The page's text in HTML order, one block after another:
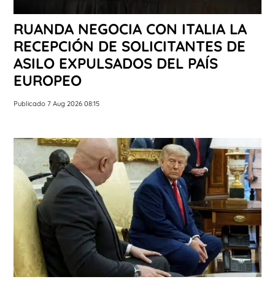
RUANDA NEGOCIA CON ITALIA LA
RECEPCIÓN DE SOLICITANTES DE
ASILO EXPULSADOS DEL PAÍS
EUROPEO
Publicado 7 Aug 2026 08:15